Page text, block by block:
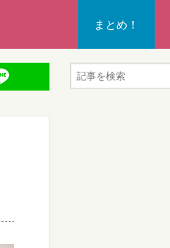
まとめ！